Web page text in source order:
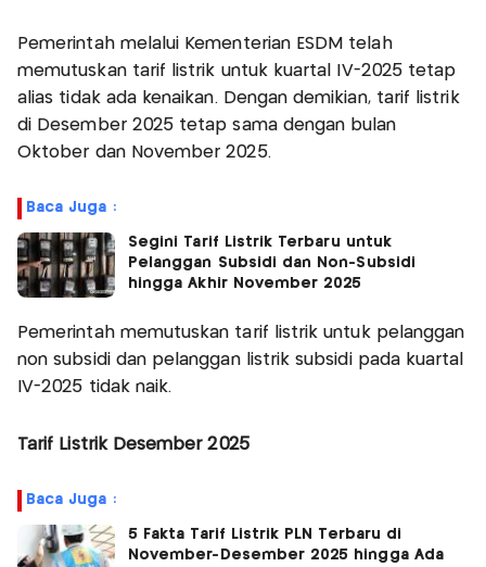
Pemerintah melalui Kementerian ESDM telah
memutuskan tarif listrik untuk kuartal IV-2025 tetap
alias tidak ada kenaikan. Dengan demikian, tarif listrik
di Desember 2025 tetap sama dengan bulan
Oktober dan November 2025.
Baca Juga :
Segini Tarif Listrik Terbaru untuk
Pelanggan Subsidi dan Non-Subsidi
hingga Akhir November 2025
Pemerintah memutuskan tarif listrik untuk pelanggan
non subsidi dan pelanggan listrik subsidi pada kuartal
IV-2025 tidak naik.
Tarif Listrik Desember 2025
Baca Juga :
5 Fakta Tarif Listrik PLN Terbaru di
November-Desember 2025 hingga Ada